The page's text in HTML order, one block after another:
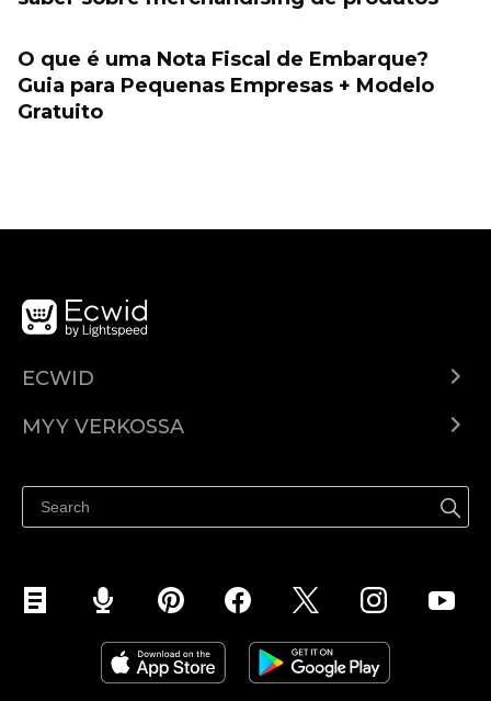
O que é uma Nota Fiscal de Embarque?
Guia para Pequenas Empresas + Modelo
Gratuito
ECWID
Hinnoittelu
MYY VERKOSSA
Myy Facebookissa
Myy Instagramissa